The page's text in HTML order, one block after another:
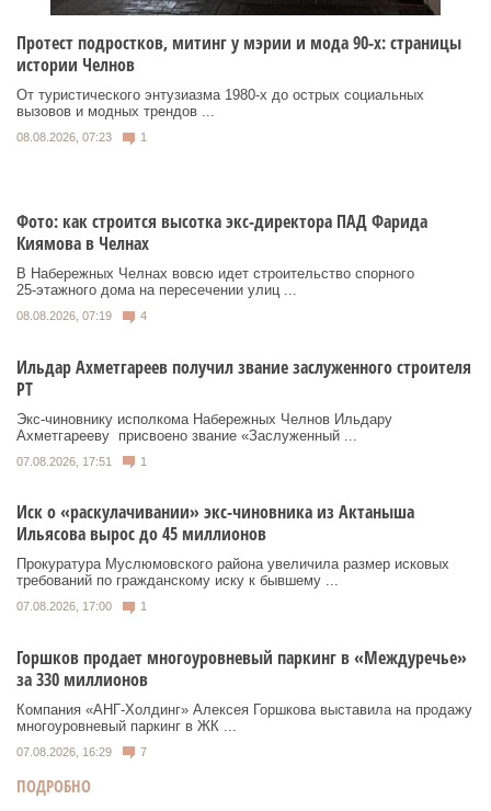
Протест подростков, митинг у мэрии и мода 90-х: страницы
истории Челнов
От туристического энтузиазма 1980‑х до острых социальных
вызовов и модных трендов ...
08.08.2026, 07:23 1
Фото: как строится высотка экс-директора ПАД Фарида
Киямова в Челнах
В Набережных Челнах вовсю идет строительство спорного
25‑этажного дома на пересечении улиц ...
08.08.2026, 07:19 4
Ильдар Ахметгареев получил звание заслуженного строителя
РТ
Экс‑чиновнику исполкома Набережных Челнов Ильдару
Ахметгарееву присвоено звание «Заслуженный ...
07.08.2026, 17:51 1
Иск о «раскулачивании» экс-чиновника из Актаныша
Ильясова вырос до 45 миллионов
Прокуратура Муслюмовского района увеличила размер исковых
требований по гражданскому иску к бывшему ...
07.08.2026, 17:00 1
Горшков продает многоуровневый паркинг в «Междуречье»
за 330 миллионов
Компания «АНГ-Холдинг» Алексея Горшкова выставила на продажу
многоуровневый паркинг в ЖК ...
07.08.2026, 16:29 7
ПОДРОБНО